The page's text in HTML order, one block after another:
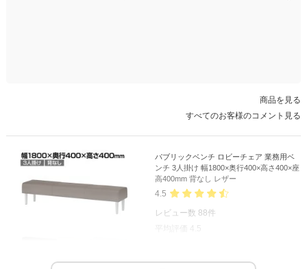
商品を見る
すべてのお客様のコメント見る
パブリックベンチ ロビーチェア 業務用ベ
ンチ 3人掛け 幅1800×奥行400×高さ400×座
高400mm 背なし レザー
4.5
レビュー数 88件
平均評価
4.5